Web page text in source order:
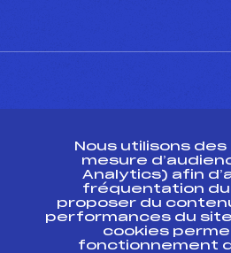
Ressources
Pass’Neige
Projet sportif fédéral
Nous utilisons
mesure
Analytics) afin
fréquentation du
proposer du
performances du
cookies
fonctionnement